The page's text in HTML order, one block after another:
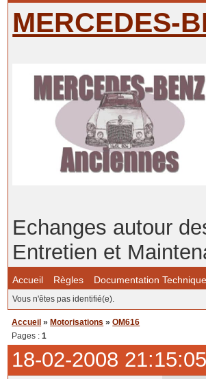
MERCEDES-
Echanges autour
Entretien et
Accueil Règles Documentation Technique
Vous n'êtes pas identifié(e).
Accueil » Motorisations »OM616
Pages :1
18-02-2008 21:15:05